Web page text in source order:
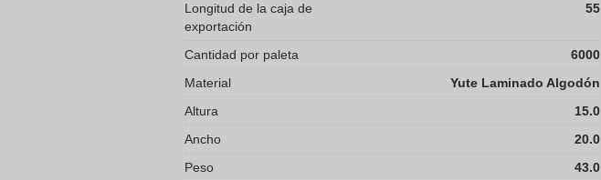
Longitud de la caja de
exportación
55
Cantidad por paleta
6000
Material
Yute Laminado Algodón
Altura
15.0
Ancho
20.0
Peso
43.0